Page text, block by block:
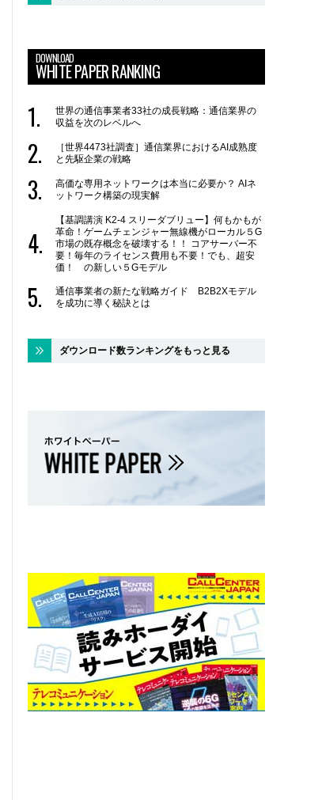
ソリューション特集
イーサネットで作るGPUネットワー
ク 間近に迫る1.6TbE時代とローカ
ルLLMに備えを
ソリューション特集
6GHz帯Wi-Fiは「
末」で Wi-Fi 7へ
こう
DOWNLOAD
WHITE PAPER RANKING
世界の通信事業者33社の成長戦略：通信業界の
収益を次のレベルへ
［世界4473社調査］通信業界におけるAI成熟度
と先駆企業の戦略
高価な専用ネットワークは本当に必要か？ AIネ
ットワーク構築の現実解
【基調講演 K2-4 スリーダブリュー】何もかもが
革命！ゲームチェンジャー無線機がローカル５G
市場の既存概念を破壊する！！ コアサーバー不
要！毎年のライセンス費用も不要！でも、超安
価！ の新しい５Gモデル
通信事業者の新たな戦略ガイド B2B2Xモデル
を成功に導く秘訣とは
ダウンロード数ランキングをもっと見る